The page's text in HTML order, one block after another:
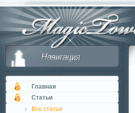
Главная
Статьи
Все статьи